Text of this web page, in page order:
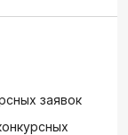
заявок